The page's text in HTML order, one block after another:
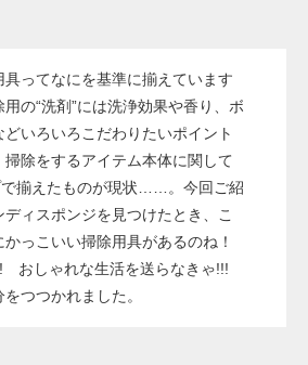
ってなにを基準に揃えています
の“洗剤”には洗浄効果や香り、ボ
どいろいろこだわりたいポイント
除をするアイテム本体に関して
で揃えたものが現状……。今回ご紹
ィスポンジを見つけたとき、こ
っこいい掃除用具があるのね！
おしゃれな生活を送らなきゃ!!!
つつかれました。